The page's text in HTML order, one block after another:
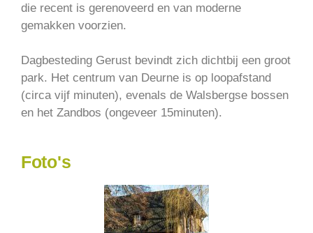
die recent is gerenoveerd en van moderne
gemakken voorzien.
Dagbesteding Gerust bevindt zich dichtbij een groot
park. Het centrum van Deurne is op loopafstand
(circa vijf minuten), evenals de Walsbergse bossen
en het Zandbos (ongeveer 15minuten).
Foto's